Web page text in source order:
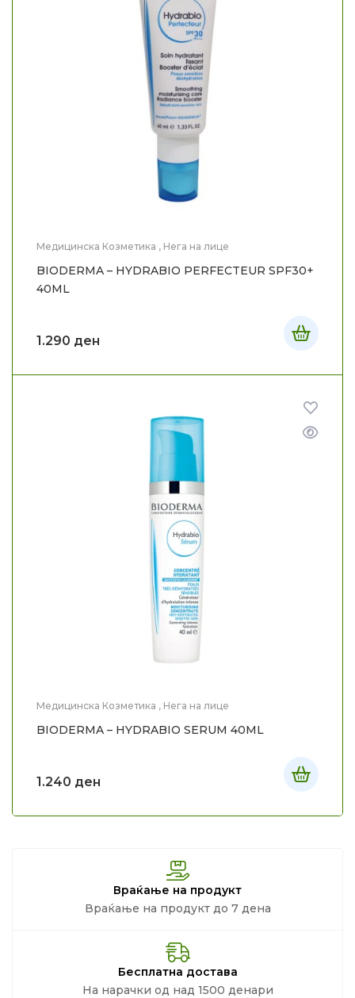
Медицинска Козметика , Нега на лице
BIODERMA – HYDRABIO PERFECTEUR SPF30+
40ML
1.290 ден
Медицинска Козметика , Нега на лице
BIODERMA – HYDRABIO SERUM 40ML
1.240 ден
Враќање на продукт
Враќање на продукт до 7 дена
Бесплатна достава
На нарачки од над 1500 денари